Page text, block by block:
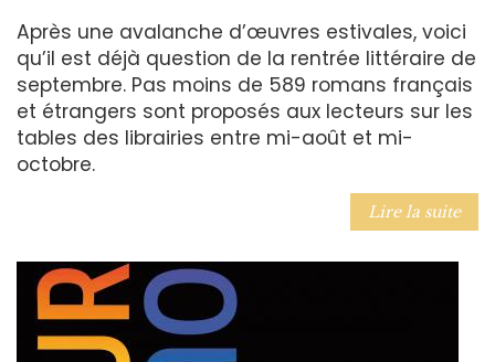
Après une avalanche d’œuvres estivales, voici
qu’il est déjà question de la rentrée littéraire de
septembre. Pas moins de 589 romans français
et étrangers sont proposés aux lecteurs sur les
tables des librairies entre mi-août et mi-
octobre.
Lire la suite